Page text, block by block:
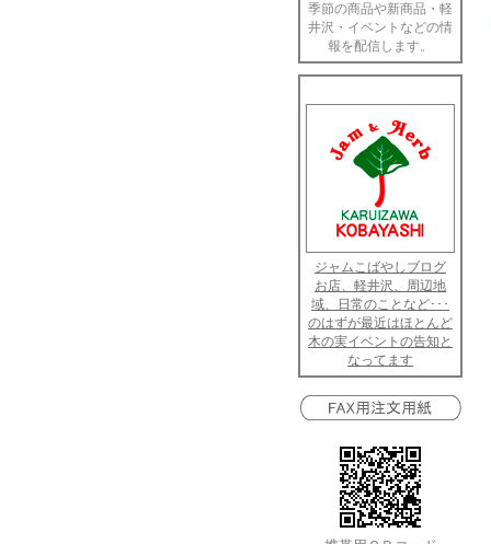
季節の商品や新商品・軽
井沢・イベントなどの情
報を配信します。
ジャムこばやしブログ
お店、軽井沢、周辺地
域、日常のことなど･･･
のはずが最近はほとんど
木の実イベントの告知と
なってます